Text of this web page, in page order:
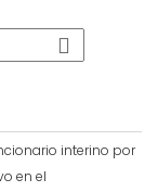
interino por
en el